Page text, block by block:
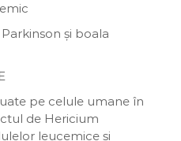
și boala
pe celule umane în
de Hericium
leucemice și